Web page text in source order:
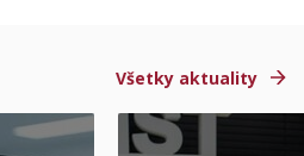
Všetky aktuality